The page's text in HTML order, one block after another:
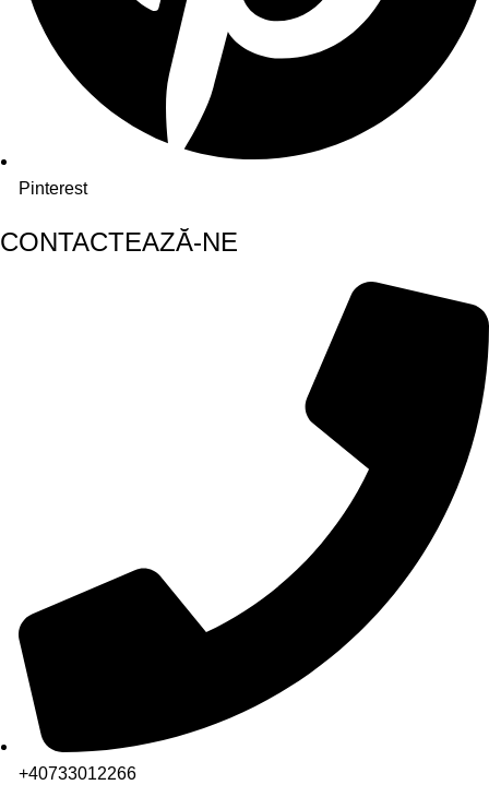
Pinterest
CONTACTEAZĂ-NE
+40733012266